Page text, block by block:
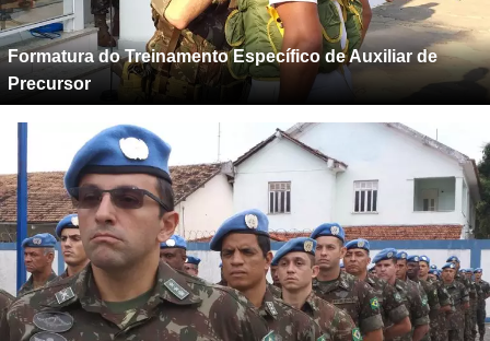
Formatura do Treinamento Específico de Auxiliar de
Precursor